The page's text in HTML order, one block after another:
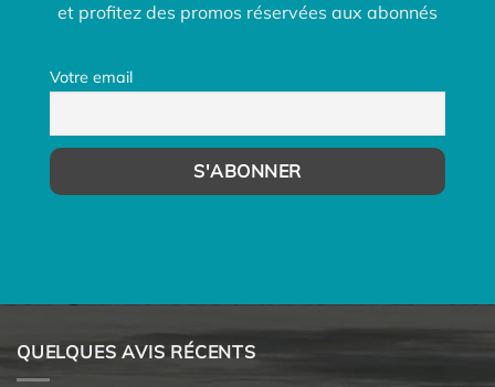
et profitez des promos réservées aux abonnés
Votre email
QUELQUES AVIS RÉCENTS